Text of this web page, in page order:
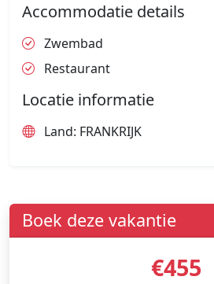
Accommodatie details
Zwembad
Restaurant
Locatie informatie
Land: FRANKRIJK
Boek deze vakantie
€455